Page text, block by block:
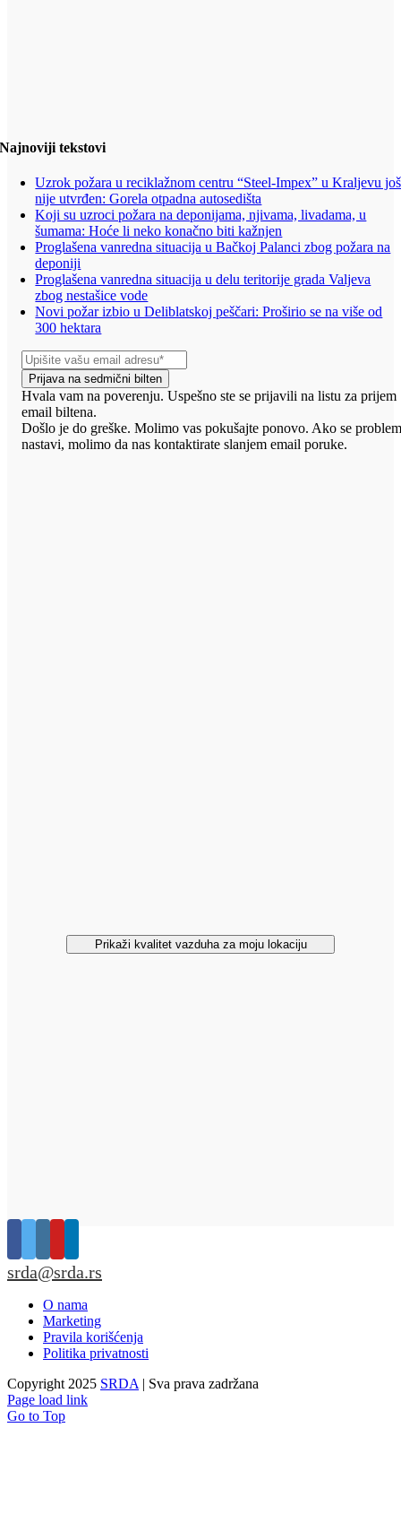
Najnoviji tekstovi
Uzrok požara u reciklažnom centru “Steel-Impex” u Kraljevu još
nije utvrđen: Gorela otpadna autosedišta
Koji su uzroci požara na deponijama, njivama, livadama, u
šumama: Hoće li neko konačno biti kažnjen
Proglašena vanredna situacija u Bačkoj Palanci zbog požara na
deponiji
Proglašena vanredna situacija u delu teritorije grada Valjeva
zbog nestašice vode
Novi požar izbio u Deliblatskoj peščari: Proširio se na više od
300 hektara
Prijava na sedmični bilten
Hvala vam na poverenju. Uspešno ste se prijavili na listu za prijem
email biltena.
Došlo je do greške. Molimo vas pokušajte ponovo. Ako se
nastavi, molimo da nas kontaktirate slanjem email poruke.
Prikaži kvalitet vazduha za moju lokaciju
srda@srda.rs
O nama
Marketing
Pravila korišćenja
Politika privatnosti
Copyright 2025 SRDA | Sva prava zadržana
Page load link
Go to Top